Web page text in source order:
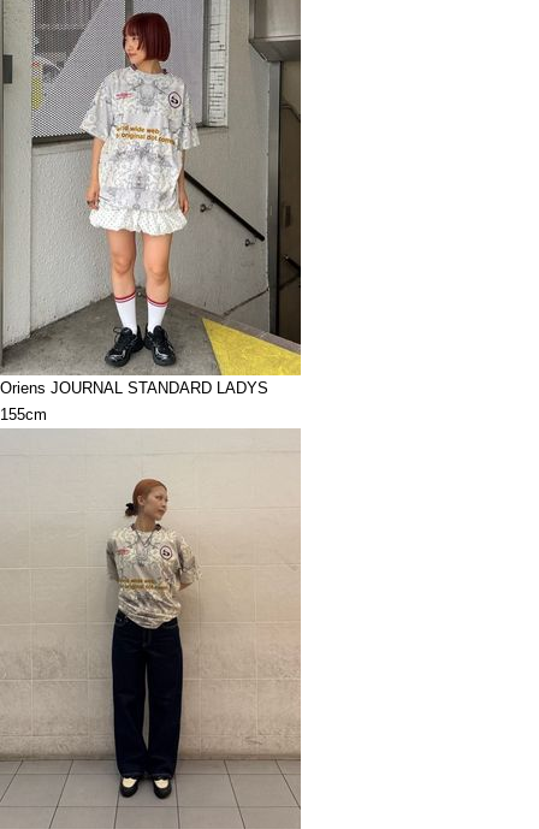
Oriens JOURNAL STANDARD LADYS
155cm